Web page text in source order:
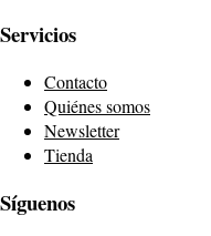
Servicios
Contacto
Quiénes somos
Newsletter
Tienda
Síguenos